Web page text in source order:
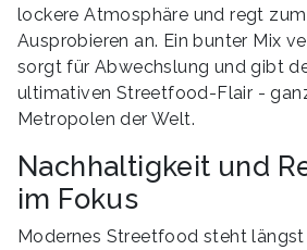
lockere Atmosphäre und regt zum
Ausprobieren an. Ein bunter Mix
sorgt für Abwechslung und gibt
ultimativen Streetfood-Flair -
Metropolen der Welt.
Nachhaltigkeit und
im Fokus
Modernes Streetfood steht